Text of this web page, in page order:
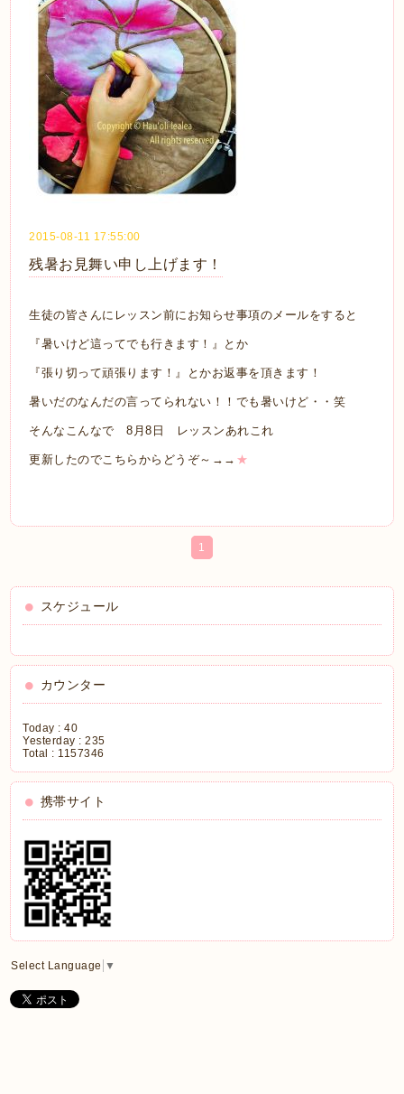
2015-08-11 17:55:00
残暑お見舞い申し上げます！
生徒の皆さんにレッスン前にお知らせ事項のメールをすると
『暑いけど這ってでも行きます！』とか
『張り切って頑張ります！』とかお返事を頂きます！
暑いだのなんだの言ってられない！！でも暑いけど・・笑
そんなこんなで 8月8日 レッスンあれこれ
更新したのでこちらからどうぞ～→→ ★
1
スケジュール
カウンター
Today :40
Yesterday :235
Total : 1157346
携帯サイト
Select Language ▼